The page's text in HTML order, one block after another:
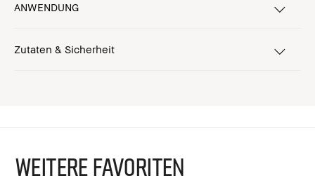
ANWENDUNG
Zutaten & Sicherheit
WEITERE FAVORITEN